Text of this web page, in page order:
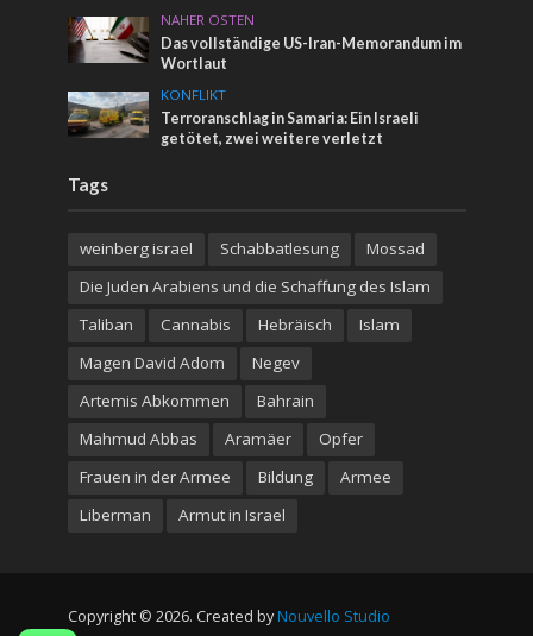
NAHER OSTEN
Das vollständige US-Iran-Memorandum im
Wortlaut
KONFLIKT
Terroranschlag in Samaria: Ein Israeli
getötet, zwei weitere verletzt
Tags
weinberg israel Schabbatlesung
Mossad
Die Juden Arabiens und die Schaffung des Islam
Taliban
Cannabis Hebräisch
Islam
Magen David Adom
Negev
Artemis Abkommen
Bahrain
Mahmud Abbas
Aramäer
Opfer
Frauen in der Armee
Bildung
Armee
Liberman
Armut in Israel
Copyright © 2026. Created by Nouvello Studio